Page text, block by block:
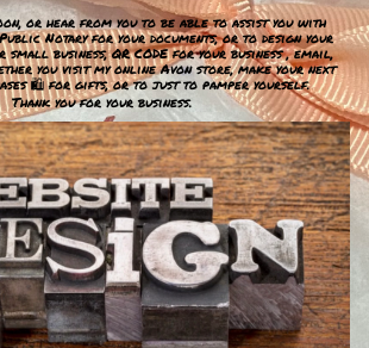
or hear from you to be able to assist you with
Notary for your documents, or to design your
business, QR CODE for your business , email,
you visit my online Avon store, make your next
🛍 for gifts, or to just to pamper yourself.
Thank you for your business.